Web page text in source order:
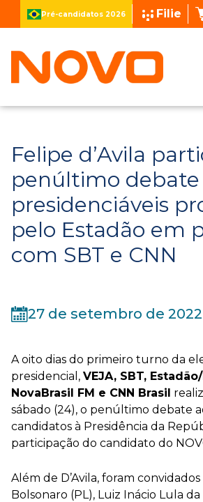
Pré-candidatos 2026 Filie
Felipe d’Avila
penúltimo
presidenciáveis
pelo Estadão em
com SBT e CNN
27 de setembro de 2022
A oito dias do primeiro turno da
presidencial, VEJA, SBT,
NovaBrasil FM e CNN Brasil
sábado (24), o penúltimo debate
candidatos à Presidência da
participação do candidato do
Além de D’Avila, foram
Bolsonaro (PL), Luiz Inácio Lula da